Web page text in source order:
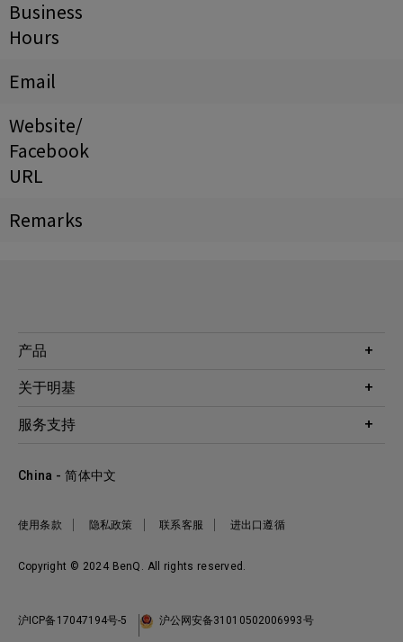
Business
Hours
Email
Website/
Facebook
URL
Remarks
产品
投影机
WiT智能灯
关于明基
公司简介
企业社会责任
服务支持
档案下载与常见问题
Copyright © 2024 BenQ. All rights reserved.
使用条款 隐私政策 联系客服 进出口遵循
China - 简体中文
沪ICP备17047194号-5 沪公网安备31010502006993号